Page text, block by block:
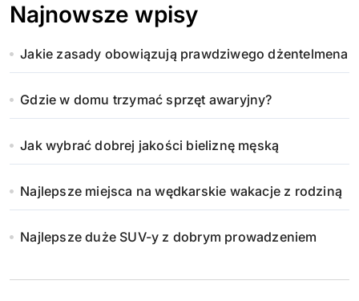
Najnowsze wpisy
Jakie zasady obowiązują prawdziwego dżentelmena
Gdzie w domu trzymać sprzęt awaryjny?
Jak wybrać dobrej jakości bieliznę męską
Najlepsze miejsca na wędkarskie wakacje z rodziną
Najlepsze duże SUV-y z dobrym prowadzeniem